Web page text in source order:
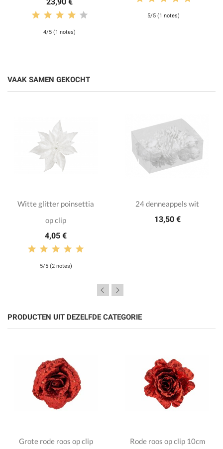
4/5 (1 notes)
5/5 (1 notes)
VAAK SAMEN GEKOCHT
Witte glitter poinsettia
op clip
4,05 €
5/5 (2 notes)
24 denneappels wit
13,50 €
PRODUCTEN UIT DEZELFDE CATEGORIE
Grote rode roos op clip Rode roos op clip 10cm